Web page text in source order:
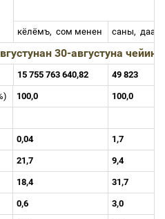
кёлёмъ, сом менен саны,
30-августуна
15 755 763 640,82 49 823
100,0 100,0
0,04 1,7
21,7 9,4
18,4 31,7
0,6 3,0